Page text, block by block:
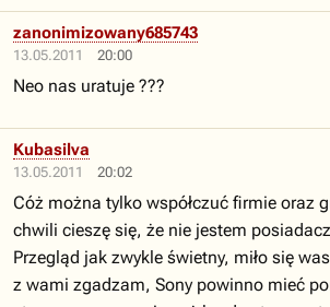
13.05.2011 20:00
zanonimizowany685743
Neo nas uratuje ???
13.05.2011 20:02
Kubasilva
Cóż można tylko współczuć firmie oraz
chwili cieszę się, że nie jestem
Przegląd jak zwykle świetny, miło się
z wami zgadzam, Sony powinno mieć